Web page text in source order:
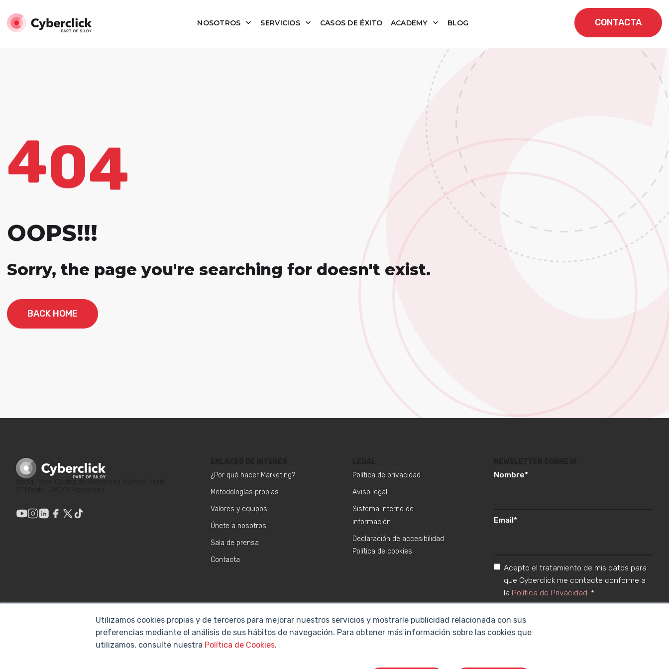
Utilizamos cookies propias y de terceros para mejorar nuestros servicios y mostrarle publicidad relacionada con sus
preferencias mediante el análisis de sus hábitos de navegación. Para obtener más información sobre las cookies que
utilizamos, consulte nuestra Política de Cookies.
NOSOTROS SERVICIOS CASOS DE ÉXITO ACADEMY BLOG CONTACTA
404
OOPS!!!
Sorry, the page you're searching for doesn't exist.
BACK HOME
¿Por qué hacer Marketing?
Metodologías propias
Valores y equipos
Únete a nosotros
Sala de prensa
Contacta
Política de privacidad
Aviso legal
Sistema interno de
información
Declaración de accesibilidad
Política de cookies
Nombre*
Email*
Acepto el tratamiento de mis datos para
que Cyberclick me contacte conforme a
la Política de Privacidad. *